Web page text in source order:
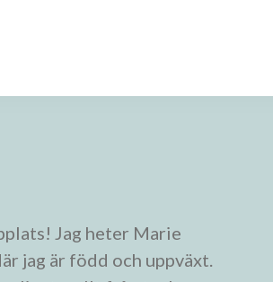
Jag heter Marie
jag är född och uppväxt.